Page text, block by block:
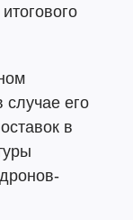
случае его
в